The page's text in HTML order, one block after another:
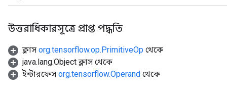
উত্তরাধিকারসূত্রে প্রাপ্ত পদ্ধতি
ক্লাস org.tensorflow.op.PrimitiveOp থেকে
java.lang.Object ক্লাস থেকে
ইন্টারফেস org.tensorflow.Operand থেকে